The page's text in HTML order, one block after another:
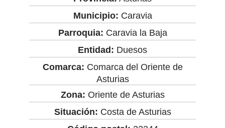
Municipio: Caravia
Parroquia: Caravia la Baja
Entidad: Duesos
Comarca: Comarca del Oriente de
Asturias
Zona: Oriente de Asturias
Situación: Costa de Asturias